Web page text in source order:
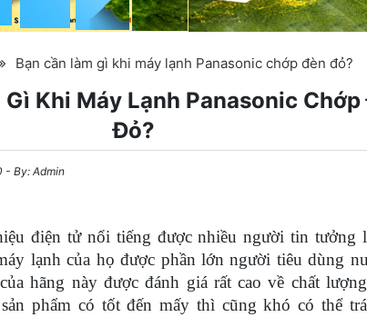
Bạn cần làm gì khi máy lạnh Panasonic chớp đèn đỏ?
Gì Khi Máy Lạnh Panasonic
Đỏ?
- By:Admin
điện tử nổi tiếng được nhiều người tin tưởng
lạnh của họ được phần lớn người tiêu dùng
hãng này được đánh giá rất cao về chất
phẩm có tốt đến mấy thì cũng khó có thể